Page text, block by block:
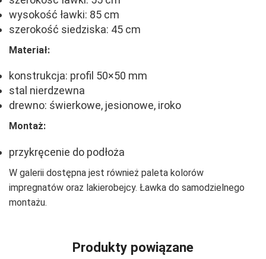
wysokość ławki: 85 cm
szerokość siedziska: 45 cm
Materiał:
konstrukcja: profil 50×50 mm
stal nierdzewna
drewno: świerkowe, jesionowe, iroko
Montaż:
przykręcenie do podłoża
W galerii dostępna jest również paleta kolorów
impregnatów oraz lakierobejcy. Ławka do samodzielnego
montażu.
Produkty powiązane